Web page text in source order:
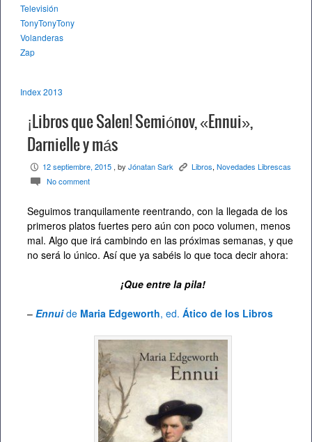
Televisión
TonyTonyTony
Volanderas
Zap
Index 2013
¡Libros que Salen! Semiónov, «Ennui»,
Darnielle y más
P 12 septiembre, 2015 , by Jónatan Sark K Libros,Novedades Librescas
c No comment
Seguimos tranquilamente reentrando, con la llegada de los
primeros platos fuertes pero aún con poco volumen, menos
mal. Algo que irá cambindo en las próximas semanas, y que
no será lo único. Así que ya sabéis lo que toca decir ahora:
¡Que entre la pila!
– Ennuide Maria Edgeworth, ed. Ático de los Libros